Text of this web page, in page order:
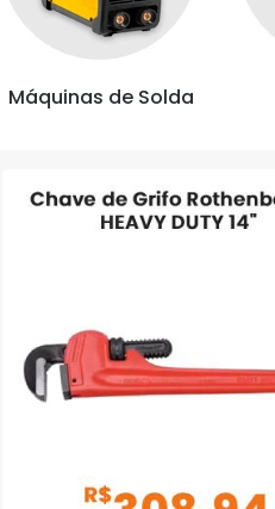
Máquinas de Solda